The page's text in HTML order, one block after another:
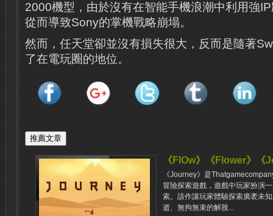
2000機型，由於沒有在智能手機浪潮中利用強
從而導致Sony的掌機戰略崩塌。
然而，任天堂卻並沒有損失很大，反而是隨著
了在電玩圈的地位。
《FlOw》《Flower》
《Journey》是
冒險探索遊戲，遊戲中玩家扮演
索。該作讓玩家體驗探索廣袤未
逝、無拘無束的解脫...